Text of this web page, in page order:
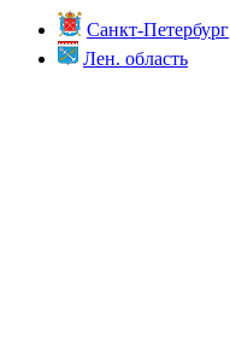
Санкт-Петербург
Лен. область